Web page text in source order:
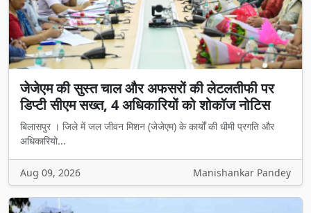
जेजेएम की सुस्त चाल और अफसरों की लेटलतीफी पर
डिप्टी सीएम सख्त, 4 अधिकारियों को शोकॉज नोटिस
बिलासपुर । जिले में जल जीवन मिशन (जेजेएम) के कार्यों की धीमी प्रगति और
अधिकारियो...
Aug 09, 2026 Manishankar Pandey